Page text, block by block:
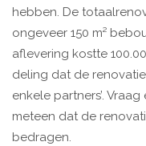
hebben. De
ongeveer 150 m²
aflevering kostte
deling dat de
enkele partners’.
meteen dat de
bedragen.